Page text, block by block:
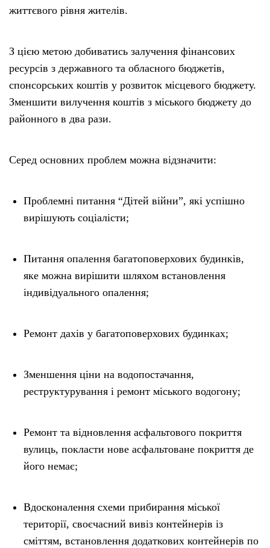
життєвого рівня жителів.
З цією метою добиватись залучення фінансових
ресурсів з державного та обласного бюджетів,
спонсорських коштів у розвиток місцевого бюджету.
Зменшити вилучення коштів з міського бюджету до
районного в два рази.
Серед основних проблем можна відзначити:
Проблемні питання “Дітей війни”, які успішно
вирішують соціалісти;
Питання опалення багатоповерхових будинків,
яке можна вирішити шляхом встановлення
індивідуального опалення;
Ремонт дахів у багатоповерхових будинках;
Зменшення ціни на водопостачання,
реструктурування і ремонт міського водогону;
Ремонт та відновлення асфальтового покриття
вулиць, покласти нове асфальтоване покриття де
його немає;
Вдосконалення схеми прибирання міської
території, своєчасний вивіз контейнерів із
сміттям, встановлення додаткових контейнерів по